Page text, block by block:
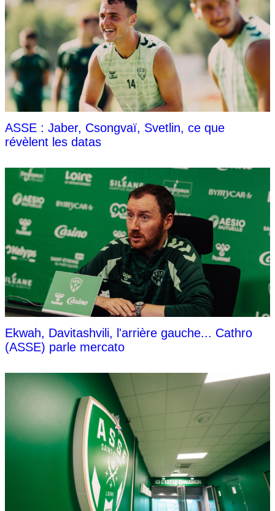
ASSE : Jaber, Csongvaï, Svetlin, ce que
révèlent les datas
Ekwah, Davitashvili, l'arrière gauche... Cathro
(ASSE) parle mercato